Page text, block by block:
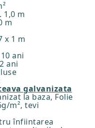
1,0 m
m
x 1 m
ani
ani
galvanizata
la baza, Folie
m², tevi
înfiintarea